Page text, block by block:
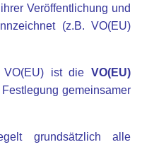
Veröffentlichung und
(z.B. VO(EU)
VO(EU) ist die VO(EU)
gemeinsamer
grundsätzlich alle